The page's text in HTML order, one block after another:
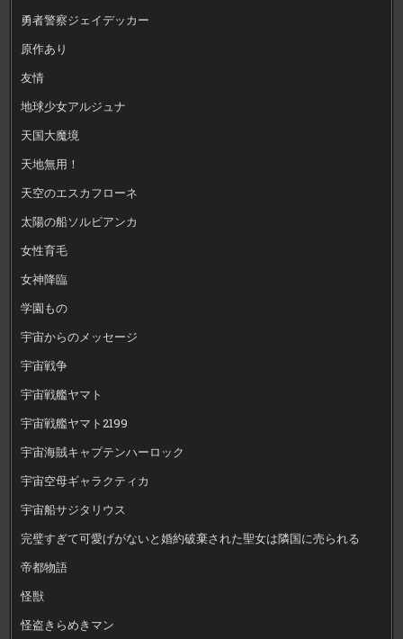
勇者警察ジェイデッカー
原作あり
友情
地球少女アルジュナ
天国大魔境
天地無用！
天空のエスカフローネ
太陽の船ソルビアンカ
女性育毛
女神降臨
学園もの
宇宙からのメッセージ
宇宙戦争
宇宙戦艦ヤマト
宇宙戦艦ヤマト2199
宇宙海賊キャプテンハーロック
宇宙空母ギャラクティカ
宇宙船サジタリウス
完璧すぎて可愛げがないと婚約破棄された聖女は隣国に売られる
帝都物語
怪獣
怪盗きらめきマン